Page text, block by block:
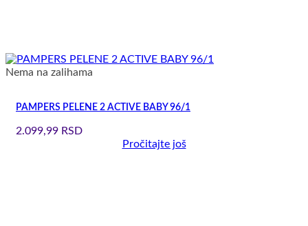
Nema na zalihama
PAMPERS PELENE 2 ACTIVE BABY 96/1
2.099,99 RSD
Pročitajte još